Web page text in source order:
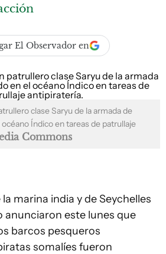
El Observador en
clase Saryu de la armada de
Índico en tareas de patrullaje
Commons
marina india y de Seychelles
anunciaron este lunes que
barcos pesqueros
somalíes fueron